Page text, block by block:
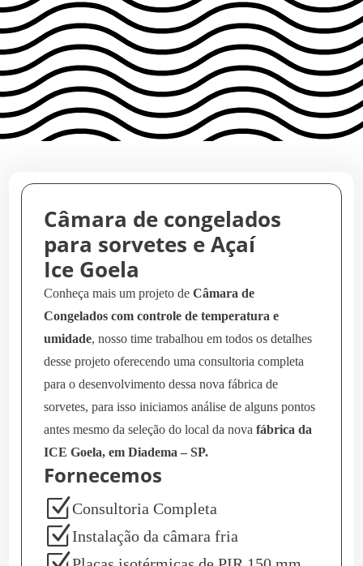
Câmara de congelados
para sorvetes e Açaí
Ice Goela
Conheça mais um projeto deCâmara de
Congelados com controle de temperatura e
umidade, nosso time trabalhou em todos os detalhes
desse projeto oferecendo uma consultoria completa
para o desenvolvimento dessa nova fábrica de
sorvetes, para isso iniciamos análise de alguns pontos
antes mesmo da seleção do local da novafábrica da
ICE Goela, em Diadema – SP.
Fornecemos
ZConsultoria Completa
ZInstalação da câmara fria